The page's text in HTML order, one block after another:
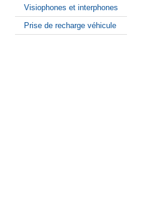
Visiophones et interphones
Prise de recharge véhicule